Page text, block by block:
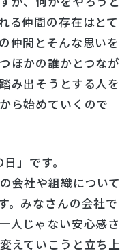
る仲間の存在はとて
仲間とそんな思いを
ほかの誰かとつなが
み出そうとする人を
ら始めていくので
」です。
会社や組織について
。みなさんの会社で
人じゃない安心感さ
えていこうと立ち上